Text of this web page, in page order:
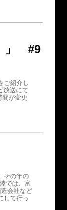
」 #9
ご紹介し
放送にて
間が変更
その年の
では、富
会社など
して行っ